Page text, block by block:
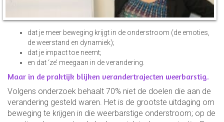
dat je meer beweging krijgt in de onderstroom (de emoties,
de weerstand en dynamiek);
dat je impact toe neemt;
en dat ‘ze’ meegaan in de verandering.
Maar in de praktijk blijken verandertrajecten weerbarstig.
Volgens onderzoek behaalt 70% niet de doelen die aan de
verandering gesteld waren. Het is de grootste uitdaging om
beweging te krijgen in die weerbarstige onderstroom; op de